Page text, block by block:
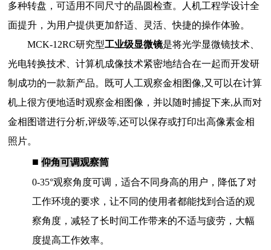
多种转盘，可适用不同尺寸的晶圆检查。人机工程学设计全
面提升，为用户提供更加舒适、灵活、快捷的操作体验。
MCK-12RC研究型工业级显微镜是将光学显微镜技术、
光电转换技术、计算机成像技术紧密地结合在一起而开发研
制成功的一款新产品。既可人工观察金相图像,又可以在计算
机上很方便地适时观察金相图像，并以随时捕捉下来,从而对
金相图谱进行分析,评级等,还可以保存或打印出高像素金相
照片。
■ 仰角可调观察筒
0-35°观察角度可调，适合不同身高的用户，降低了对
工作环境的要求，让不同的使用者都能找到合适的观
察角度，减轻了长时间工作带来的不适与疲劳，大幅
度提高工作效率。